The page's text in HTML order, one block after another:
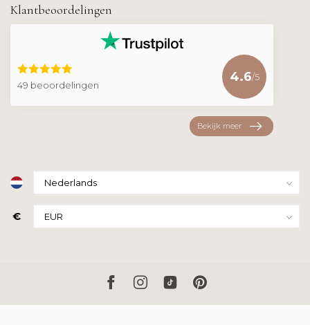
Klantbeoordelingen
49 beoordelingen
4.6/5
Bekijk meer
€